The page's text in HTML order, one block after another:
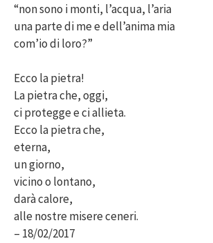
“non sono i monti, l’acqua, l’aria
una parte di me e dell’anima mia
com’io di loro?”
Ecco la pietra!
La pietra che, oggi,
ci protegge e ci allieta.
Ecco la pietra che,
eterna,
un giorno,
vicino o lontano,
darà calore,
alle nostre misere ceneri.
– 18/02/2017